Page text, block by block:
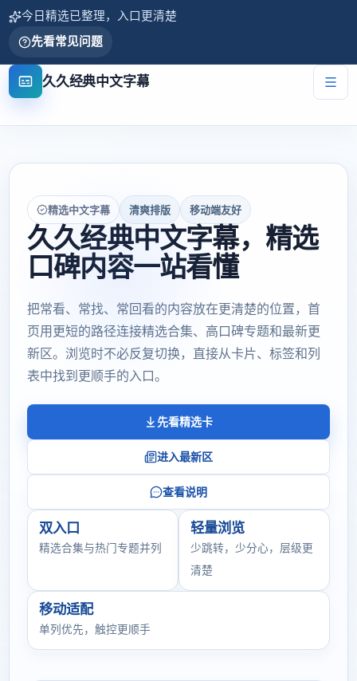
今日精选已整理，入口更清楚
先看常见问题
久久经典中文字幕
精选中文字幕 清爽排版 移动端友好
久久经典中文字幕，精选
口碑内容一站看懂
把常看、常找、常回看的内容放在更清楚的位置，首
页用更短的路径连接精选合集、高口碑专题和最新更
新区。浏览时不必反复切换，直接从卡片、标签和列
表中找到更顺手的入口。
先看精选卡
进入最新区
查看说明
双入口
精选合集与热门专题并列
轻量浏览
少跳转，少分心，层级更
清楚
移动适配
单列优先，触控更顺手